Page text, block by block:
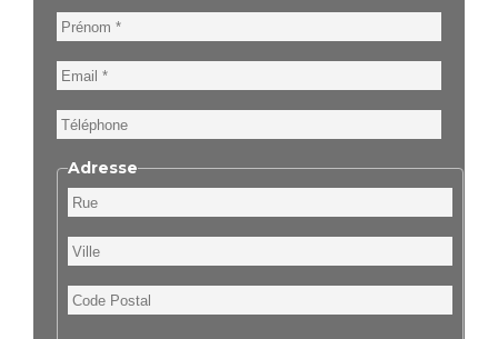
Prénom
Email
Téléphone
Adresse
Rue
Ville
Code
Postal